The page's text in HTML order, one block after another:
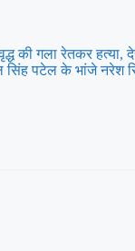
वृद्ध की गला रेतकर
सिंह पटेल के भांजे नरेश